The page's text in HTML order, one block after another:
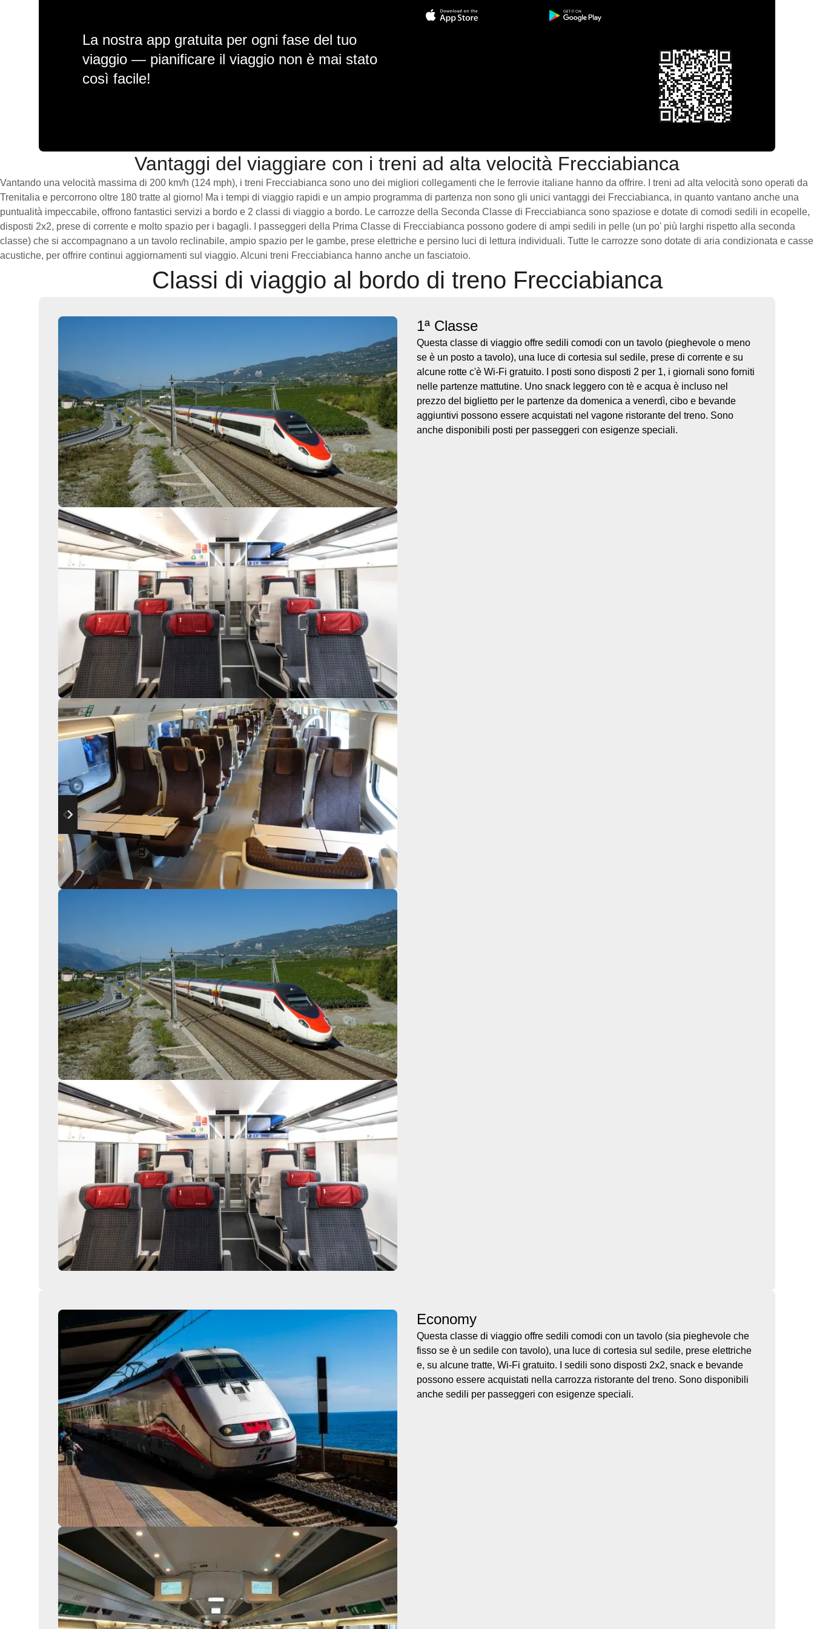
La nostra app gratuita per ogni fase del tuo
viaggio — pianificare il viaggio non è mai stato
così facile!
Vantaggi del viaggiare con i treni ad alta velocità Frecciabianca
Vantando una velocità massima di 200 km/h (124 mph), i treni Frecciabianca sono uno dei migliori collegamenti che le ferrovie italiane hanno da offrire. I treni ad alta velocità sono operati da
Trenitalia e percorrono oltre 180 tratte al giorno! Ma i tempi di viaggio rapidi e un ampio programma di partenza non sono gli unici vantaggi dei Frecciabianca, in quanto vantano anche una
puntualità impeccabile, offrono fantastici servizi a bordo e 2 classi di viaggio a bordo. Le carrozze della Seconda Classe di Frecciabianca sono spaziose e dotate di comodi sedili in ecopelle,
disposti 2x2, prese di corrente e molto spazio per i bagagli. I passeggeri della Prima Classe di Frecciabianca possono godere di ampi sedili in pelle (un po' più larghi rispetto alla seconda
classe) che si accompagnano a un tavolo reclinabile, ampio spazio per le gambe, prese elettriche e persino luci di lettura individuali. Tutte le carrozze sono dotate di aria condizionata e casse
acustiche, per offrire continui aggiornamenti sul viaggio. Alcuni treni Frecciabianca hanno anche un fasciatoio.
Classi di viaggio al bordo di treno Frecciabianca
1ª Classe
Questa classe di viaggio offre sedili comodi con un tavolo (pieghevole o meno
se è un posto a tavolo), una luce di cortesia sul sedile, prese di corrente e su
alcune rotte c'è Wi-Fi gratuito. I posti sono disposti 2 per 1, i giornali sono forniti
nelle partenze mattutine. Uno snack leggero con tè e acqua è incluso nel
prezzo del biglietto per le partenze da domenica a venerdì, cibo e bevande
aggiuntivi possono essere acquistati nel vagone ristorante del treno. Sono
anche disponibili posti per passeggeri con esigenze speciali.
Economy
Questa classe di viaggio offre sedili comodi con un tavolo (sia pieghevole che
fisso se è un sedile con tavolo), una luce di cortesia sul sedile, prese elettriche
e, su alcune tratte, Wi-Fi gratuito. I sedili sono disposti 2x2, snack e bevande
possono essere acquistati nella carrozza ristorante del treno. Sono disponibili
anche sedili per passeggeri con esigenze speciali.